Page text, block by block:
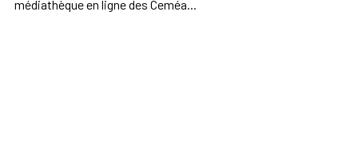
médiathèque en ligne des Ceméa...